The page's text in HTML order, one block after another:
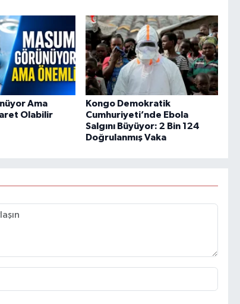
Ama
Olabilir
Kongo Demokratik
Cumhuriyeti’nde Ebola
Salgını Büyüyor: 2 Bin 124
Doğrulanmış Vaka